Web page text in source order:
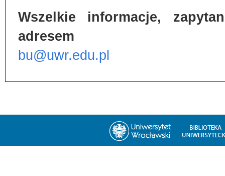
Wszelkie informacje,
adresem
bu@uwr.edu.pl